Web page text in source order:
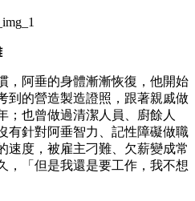
，阿垂的身體漸漸恢復，他開始
到的營造製造證照，跟著親戚做
；也曾做過清潔人員、廚餘人
有針對阿垂智力、記性障礙做職
速度，被雇主刁難、欠薪變成常
，「但是我還是要工作，我不想